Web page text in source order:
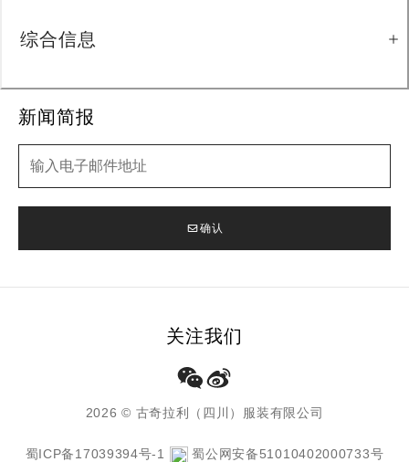
新闻简报
确认
综合信息
关注我们
2026 © 古奇拉利（四川）服装有限公司
蜀ICP备17039394号-1 蜀公网安备51010402000733号